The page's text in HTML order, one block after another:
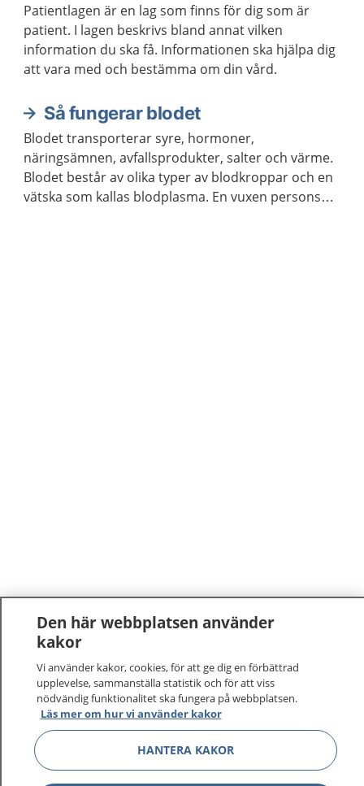
Patientlagen är en lag som finns för dig som är
patient. I lagen beskrivs bland annat vilken
information du ska få. Informationen ska hjälpa dig
att vara med och bestämma om din vård.
Så fungerar blodet
Blodet transporterar syre, hormoner,
näringsämnen, avfallsprodukter, salter och värme.
Blodet består av olika typer av blodkroppar och en
vätska som kallas blodplasma. En vuxen persons
1177 –tryggt om din hälsa och vård
På 1177.se får du råd om hälsa och information om
sjukdomar och vilka mottagningar du kan kontakta.
Logga in för att läsa din journal och göra dina
vårdärenden. Ring telefonnummer 1177 för
sjukvårdsrådgivning dygnet runt.
Den här webbplatsen använder
kakor
Vi använder kakor, cookies, för att ge dig en förbättrad
upplevelse, sammanställa statistik och för att viss
nödvändig funktionalitet ska fungera på webbplatsen.
Läs mer om hur vi använder kakor
HANTERA KAKOR